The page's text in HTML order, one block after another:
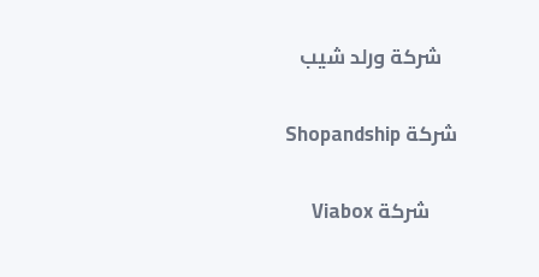
شركة ورلد شيب
شركة Shopandship
شركة Viabox